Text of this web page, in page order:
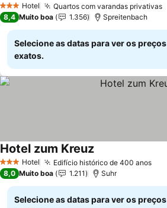
3 EstrelasHotel Quartos com varandas privativas
8,4 Muito boa 1.356 Spreitenbach
Selecione as datas para ver os preços
exatos.
3 EstrelasHotel Edifício histórico de 400 anos
Hotel zum Kreuz
8,0 Muito boa 1.211 Suhr
Selecione as datas para ver os preços